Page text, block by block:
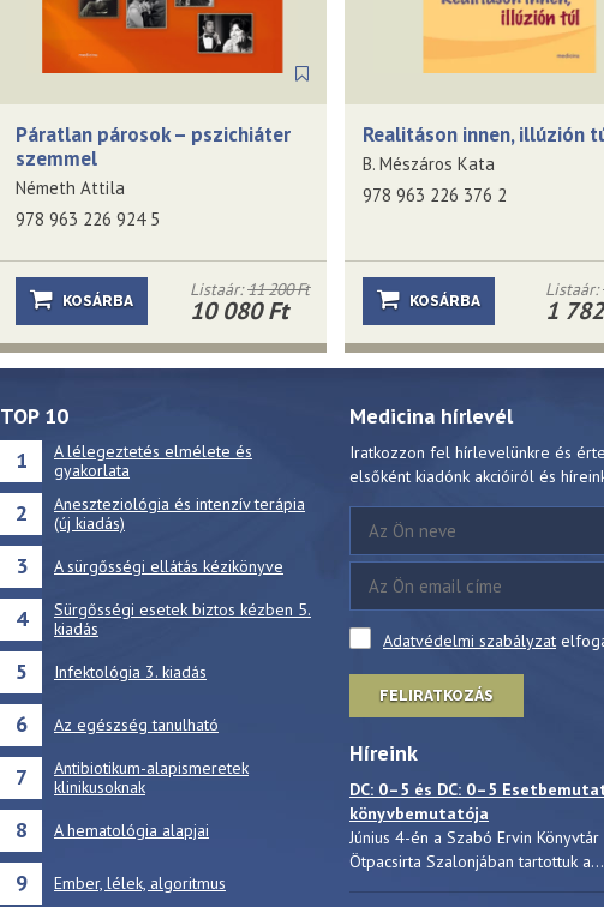
Páratlan párosok – pszichiáter
szemmel
Németh Attila
978 963 226 924 5
Listaár:11 200 Ft
10 080 Ft
KOSÁRBA
Realitáson innen, illúzión
B. Mészáros Kata
978 963 226 376 2
Listaár:
1
KOSÁRBA
TOP 10
1
A lélegeztetés elmélete és
gyakorlata
2
Aneszteziológia és intenzív terápia
(új kiadás)
3 A sürgősségi ellátás kézikönyve
4
Sürgősségi esetek biztos kézben 5.
kiadás
5 Infektológia 3. kiadás
6 Az egészség tanulható
7
Antibiotikum-alapismeretek
klinikusoknak
8 A hematológia alapjai
9 Ember, lélek, algoritmus
Medicina hírlevél
Iratkozzon fel hírlevelünkre és
elsőként kiadónk akcióiról és
Adatvédelmi szabályzat
FELIRATKOZÁS
Híreink
DC: 0–5 és DC: 0–5
könyvbemutatója
Június 4-én a Szabó Ervin Könyvtár
Ötpacsirta Szalonjában tartottuk a...